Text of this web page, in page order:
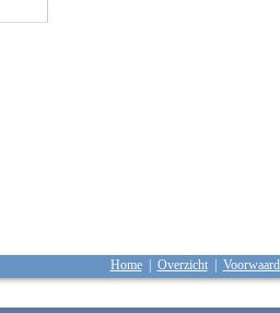
Home| Overzicht|